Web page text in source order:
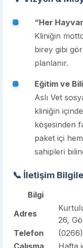
“Her
Kliniğin
birey gibi
planlanır.
Eğitim ve
Aslı Vet
kliniğin
köşesinden
paket içi
sahipleri
📞 İletişim
Bilgi
Adres
26,
Telefon
Çalışma
Hafta